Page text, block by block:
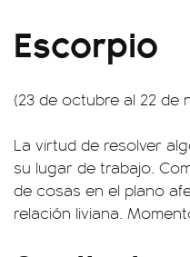
Escorpio
(23 de octubre al 22 de
La virtud de resolver
su lugar de trabajo.
de cosas en el plano
relación liviana.